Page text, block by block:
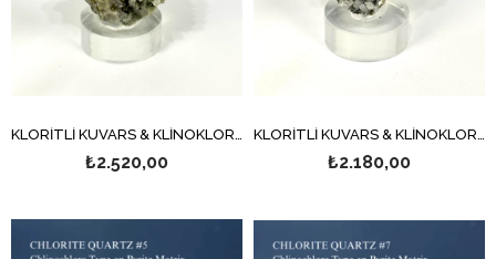
₺2.520,00 ₺2.180,00